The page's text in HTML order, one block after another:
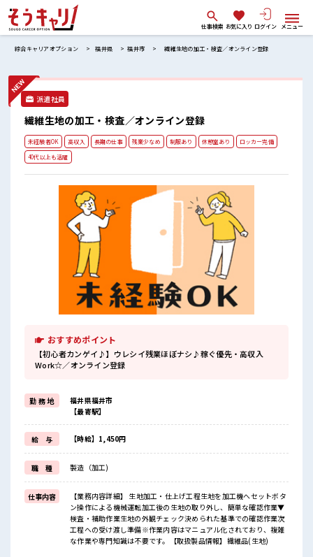
仕事検索 お気に入り ログイン メニュー
綜合キャリアオプション 福井県 福井市 繊維生地の加工・検査／オンライン登録
派遣社員
繊維生地の加工・検査／オンライン登録
未経験者OK 高収入 長期の仕事 残業少なめ 制服あり 休憩室あり
ロッカー完備
40代以上も活躍
おすすめポイント
【初心者カンゲイ♪】ウレシイ残業ほぼナシ♪稼ぐ優先・高収入
Work☆／オンライン登録
勤 務 地
福井県福井市
【最寄駅】
給 与 【時給】1,450円
職 種 製造（加工)
仕事内容
【業務内容詳細】 生地加工・仕上げ工程生地を加工機へセットボタ
ン操作による機械運転加工後の生地の取り外し、簡単な確認作業▼
検査・補助作業生地の外観チェック決められた基準での確認作業次
工程への受け渡し準備※作業内容はマニュアル化されており、複雑
な作業や専門知識は不要です。【取扱製品情報】繊維品(生地)